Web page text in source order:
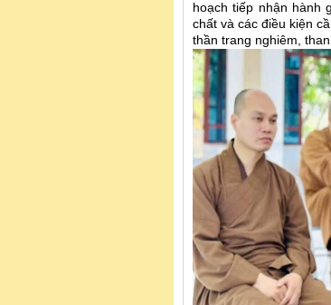
hoạch tiếp nhận hành
chất và các điều kiện
thần trang nghiêm,